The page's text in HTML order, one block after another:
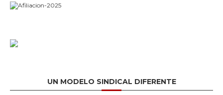
UN MODELO SINDICAL DIFERENTE